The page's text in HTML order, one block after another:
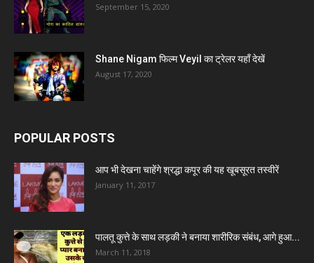
September 15, 2020
Shane Nigam फिल्म Veyil का ट्रेलर यहाँ देखें
August 17, 2020
POPULAR POSTS
आप भी देखना चाहेंगे श्रद्धा कपूर की यह खूबसूरत तस्वीरें
January 11, 2017
पालतू कुत्ते के साथ लड़की ने बनाया शारीरिक संबंध, आगे हुआ...
March 11, 2018